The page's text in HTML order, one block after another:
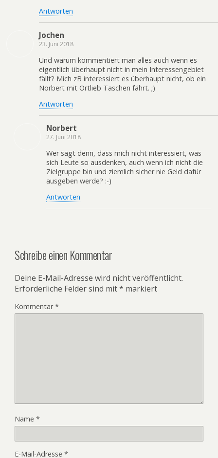
Antworten
Jochen
23. Juni 2018
Und warum kommentiert man alles auch wenn es
eigentlich überhaupt nicht in mein Interessengebiet
fällt? Mich zB interessiert es überhaupt nicht, ob ein
Norbert mit Ortlieb Taschen fährt. ;)
Antworten
Norbert
27. Juni 2018
Wer sagt denn, dass mich nicht interessiert, was
sich Leute so ausdenken, auch wenn ich nicht die
Zielgruppe bin und ziemlich sicher nie Geld dafür
ausgeben werde? :-)
Antworten
Schreibe einen Kommentar
Deine E-Mail-Adresse wird nicht veröffentlicht.
Erforderliche Felder sind mit* markiert
Kommentar*
Name *
E-Mail-Adresse *